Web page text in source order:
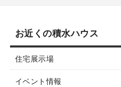
お近くの積水ハウス
住宅展示場
イベント情報